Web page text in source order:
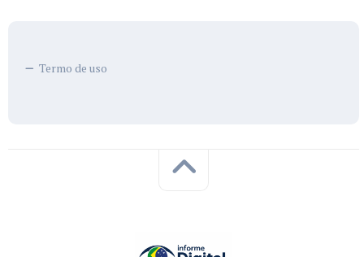
Termo de uso